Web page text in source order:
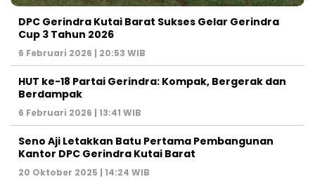
DPC Gerindra Kutai Barat Sukses Gelar Gerindra
Cup 3 Tahun 2026
6 Februari 2026 | 20:53 WIB
HUT ke-18 Partai Gerindra: Kompak, Bergerak dan
Berdampak
6 Februari 2026 | 13:41 WIB
Seno Aji Letakkan Batu Pertama Pembangunan
Kantor DPC Gerindra Kutai Barat
20 Oktober 2025 | 14:24 WIB